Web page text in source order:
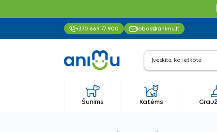
+370 669 77 900 labas@animu.lt
Šunims Katėms